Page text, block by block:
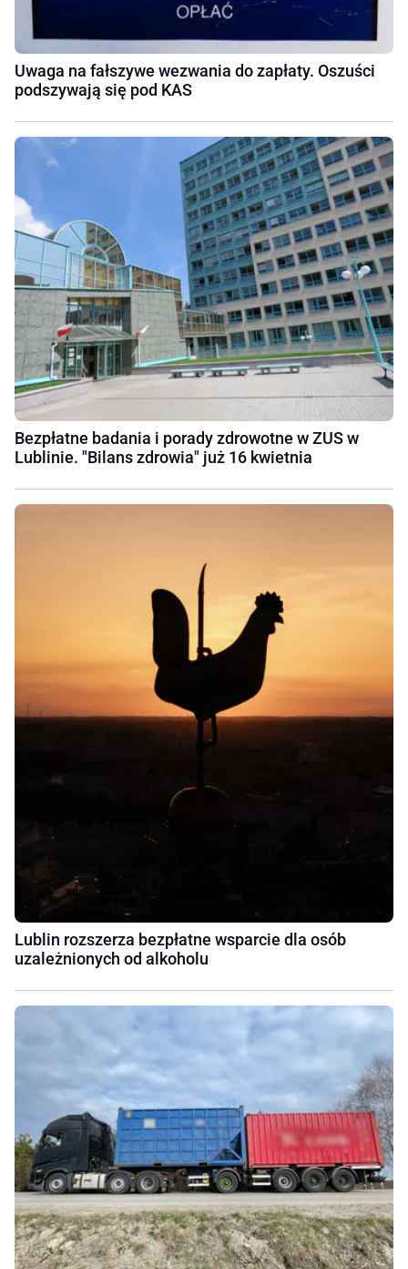
Uwaga na fałszywe wezwania do zapłaty. Oszuści
podszywają się pod KAS
Bezpłatne badania i porady zdrowotne w ZUS w
Lublinie. "Bilans zdrowia" już 16 kwietnia
Lublin rozszerza bezpłatne wsparcie dla osób
uzależnionych od alkoholu